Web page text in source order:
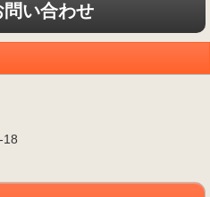
問い合わせ
18